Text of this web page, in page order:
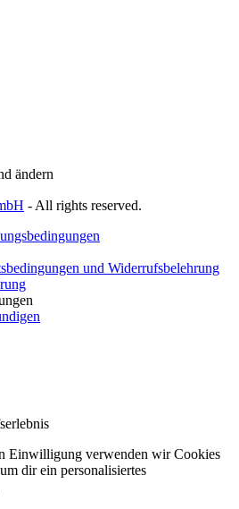
ändern
- All rights reserved.
und Widerrufsbelehrung
Einwilligung verwenden wir Cookies
dir ein personalisiertes